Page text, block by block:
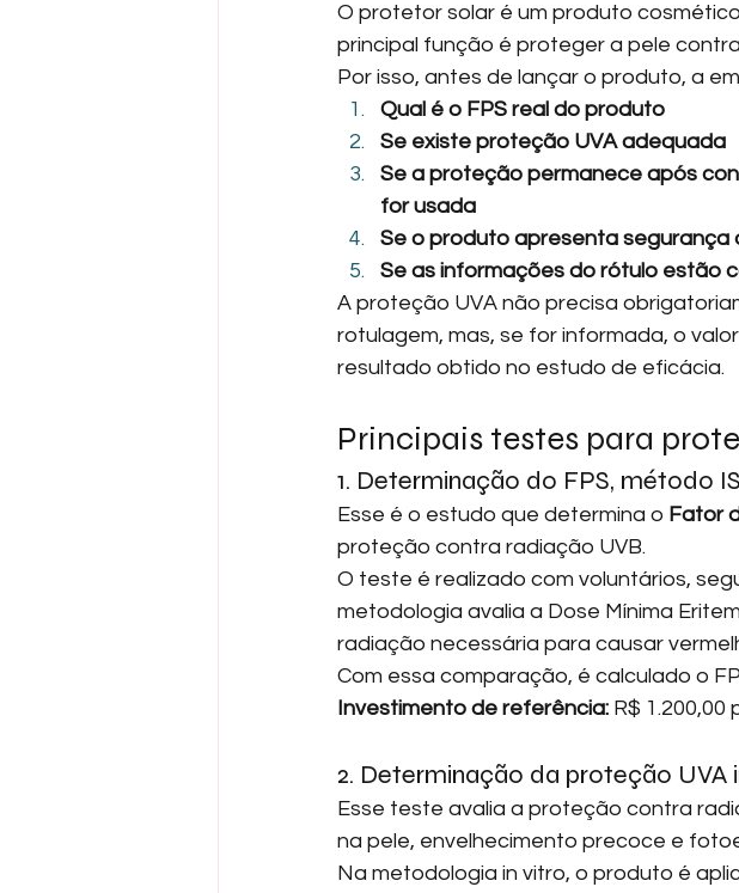
O protetor solar é um produto
principal função é proteger a pele
Por isso, antes de lançar o produto, a
Qual é o FPS real do produto
Se existe proteção UVA adequada
Se a proteção permanece após
for usada
Se o produto apresenta segurança
Se as informações do rótulo estão
A proteção UVA não precisa
rotulagem, mas, se for informada, o
resultado obtido no estudo de eficácia.
Principais testes para
1. Determinação do FPS, método
Esse é o estudo que determina o Fator
proteção contra radiação UVB.
O teste é realizado com voluntários,
metodologia avalia a Dose Mínima
radiação necessária para causar
Com essa comparação, é calculado o
Investimento de referência: R$ 1.200,00
2. Determinação da proteção UVA
Esse teste avalia a proteção contra
na pele, envelhecimento precoce e
Na metodologia in vitro, o produto é